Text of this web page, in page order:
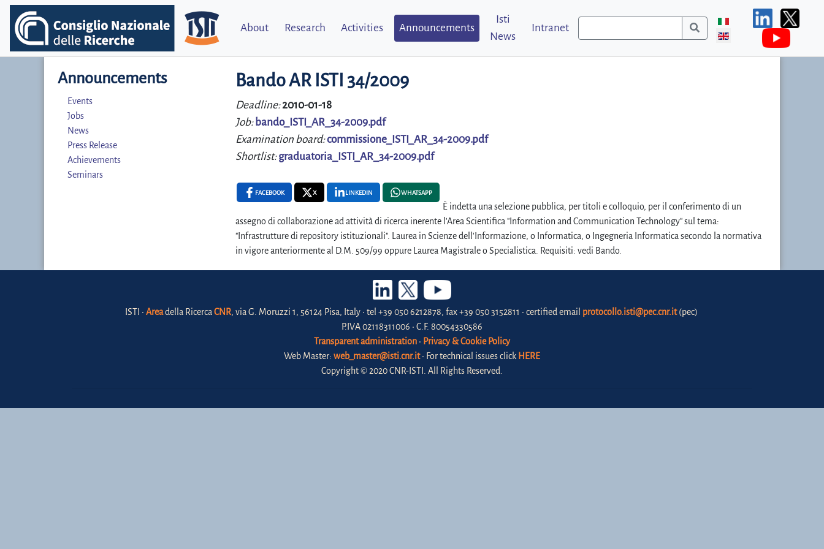
About Research Activities Announcements
Isti
News
Intranet
Announcements
Events
Jobs
News
Press Release
Achievements
Seminars
Bando AR ISTI 34/2009
Deadline:2010-01-18
Job: bando_ISTI_AR_34-2009.pdf
Examination board:commissione_ISTI_AR_34-2009.pdf
Shortlist:graduatoria_ISTI_AR_34-2009.pdf
FACEBOOK X LINKEDIN WHATSAPP
È indetta una selezione pubblica, per titoli e colloquio, per il conferimento di un
assegno di collaborazione ad attività di ricerca inerente l'Area Scientifica "Information and Communication Technology" sul tema:
"Infrastrutture di repository istituzionali". Laurea in Scienze dell'Informazione, o Informatica, o Ingegneria Informatica secondo la normativa
in vigore anteriormente al D.M. 509/99 oppure Laurea Magistrale o Specialistica. Requisiti: vedi Bando.
ISTI • Areadella Ricerca CNR, via G. Moruzzi 1, 56124 Pisa, Italy • tel +39 050 6212878, fax +39 050 3152811 • certified email protocollo.isti@pec.cnr.it(pec)
P.IVA 02118311006 • C.F. 80054330586
Transparent administration • Privacy & Cookie Policy
Web Master: web_master@isti.cnr.it• For technical issues click HERE
Copyright © 2020 CNR-ISTI. All Rights Reserved.